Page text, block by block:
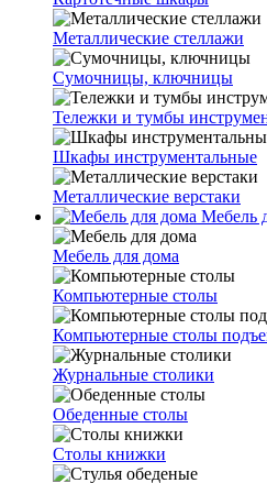
Металлические стеллажи
Сумочницы, ключницы
Тележки и тумбы
Шкафы инструментальные
Металлические верстаки
Мебель
Мебель для дома
Компьютерные столы
Компьютерные столы
Журнальные столики
Обеденные столы
Столы книжки